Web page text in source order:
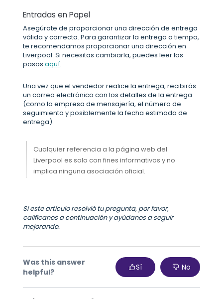
Entradas en Papel
Asegúrate de proporcionar una dirección de entrega
válida y correcta. Para garantizar la entrega a tiempo,
te recomendamos proporcionar una dirección en
Liverpool. Si necesitas cambiarla, puedes leer los
pasos aquí.
Una vez que el vendedor realice la entrega, recibirás
un correo electrónico con los detalles de la entrega
(como la empresa de mensajería, el número de
seguimiento y posiblemente la fecha estimada de
entrega).
Cualquier referencia a la página web del
Liverpool es solo con fines informativos y no
implica ninguna asociación oficial.
Si este artículo resolvió tu pregunta, por favor,
califícanos a continuación y ayúdanos a seguir
mejorando.
Was this answer
helpful?
Sí No